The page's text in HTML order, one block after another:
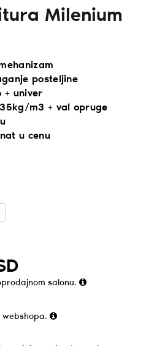
Milenium
posteljine
+ univer
m3 + val opruge
u cenu
salonu.
webshopa.